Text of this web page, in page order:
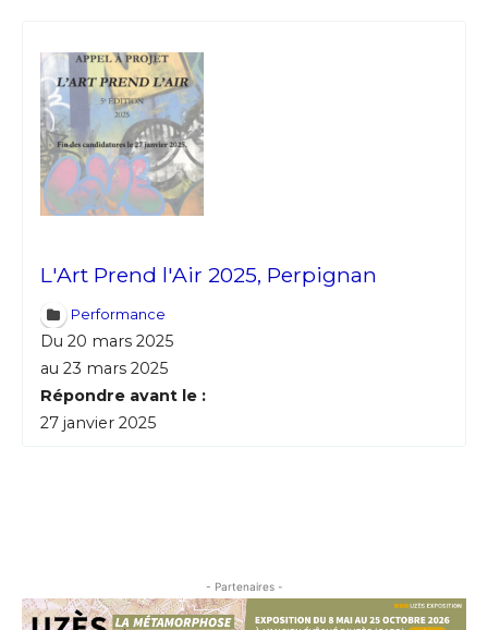
Prénom
Statut / Organisation
* Champ obligatoire
Adresse email*
Nom
Prénom
Statut / Organisation
J'accepte les
L'Art Prend l'Air 2025, Perpignan
Performance
Du 20 mars 2025
au 23 mars 2025
Répondre avant le :
27 janvier 2025
- Partenaires -